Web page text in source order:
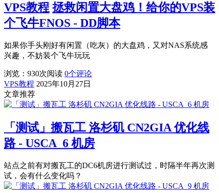
VPS教程 拯救闲置大盘鸡！给你的VPS装
个飞牛FNOS - DD脚本
如果你手头刚好有闲置（吃灰）的大盘鸡，又对NAS系统感
兴趣，不妨装个飞牛玩玩
浏览：930次阅读 0个评论
VPS教程 2025年10月27日
文章推荐
「测试」搬瓦工 洛杉矶 CN2GIA 优化线
路 - USCA_6 机房
站点之前有对搬瓦工的DC6机房进行测试过，时隔半年再次测
试，会有什么变化吗？